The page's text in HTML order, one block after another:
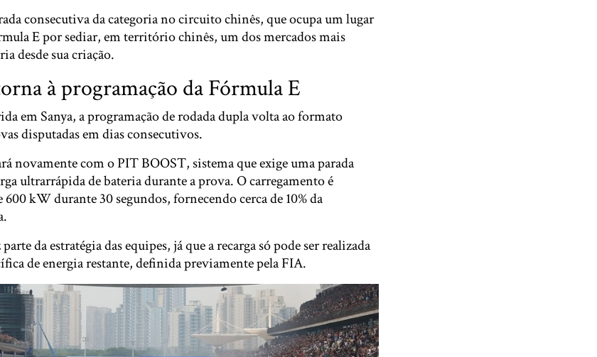
consecutiva da categoria no circuito chinês, que ocupa um lugar
E por sediar, em território chinês, um dos mercados mais
desde sua criação.
à programação da Fórmula E
em Sanya, a programação de rodada dupla volta ao formato
disputadas em dias consecutivos.
novamente com o PIT BOOST, sistema que exige uma parada
ultrarrápida de bateria durante a prova. O carregamento é
kW durante 30 segundos, fornecendo cerca de 10% da
da estratégia das equipes, já que a recarga só pode ser realizada
de energia restante, definida previamente pela FIA.